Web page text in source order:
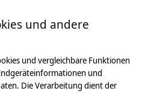
und andere
und vergleichbare Funktionen
und
Die Verarbeitung dient der